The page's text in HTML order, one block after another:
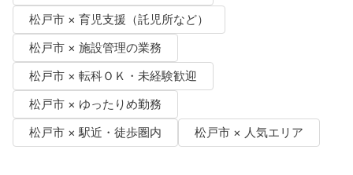
松戸市 × 育児支援（託児所など）
松戸市 × 施設管理の業務
松戸市 × 転科ＯＫ・未経験歓迎
松戸市 × ゆったりめ勤務
松戸市 × 駅近・徒歩圏内
松戸市 × 人気エリア